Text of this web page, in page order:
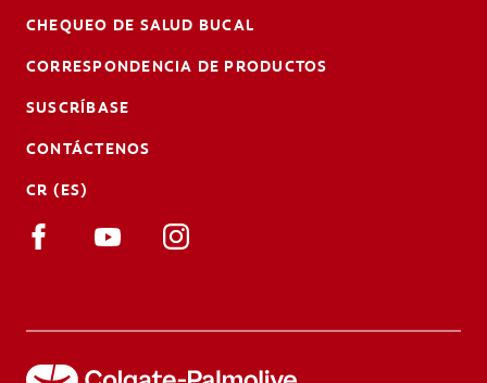
CHEQUEO DE SALUD BUCAL
CORRESPONDENCIA DE PRODUCTOS
SUSCRÍBASE
CONTÁCTENOS
CR (ES)